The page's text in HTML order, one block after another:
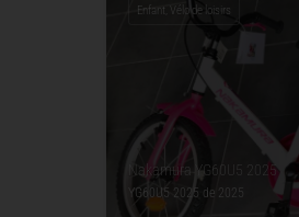
Nakamura YG60U5 2025
YG60U5 2025 de 2025
Enfant, Vélo de loisirs